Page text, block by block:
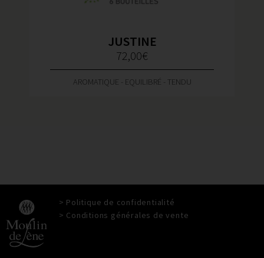
JUSTINE
72,00€
AROMATIQUE - EQUILIBRÉ - TENDU
> Politique de confidentialité
> Conditions générales de vente